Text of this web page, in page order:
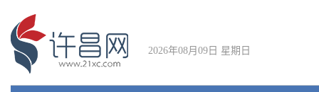
2026年08月09日 星期日